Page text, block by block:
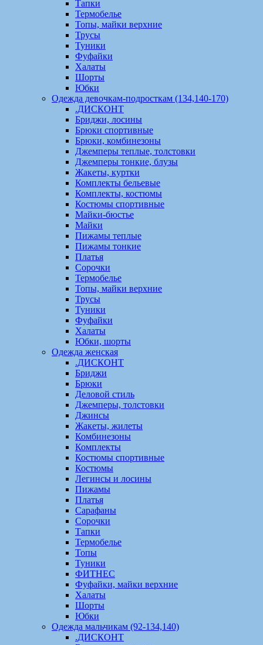
Тапки
Термобелье
Топы, майки верхние
Трусы
Туники
Фуфайки
Халаты
Шорты
Юбки
Одежда девочкам-подросткам (134,140-170)
.ДИСКОНТ
Бриджи, лосины
Брюки спортивные
Брюки, комбинезоны
Джемперы теплые, толстовки
Джемперы тонкие, блузы
Жакеты, куртки
Комплекты бельевые
Комплекты, костюмы
Костюмы спортивные
Майки-бюстье
Майки
Пижамы теплые
Пижамы тонкие
Платья
Сорочки
Термобелье
Топы, майки верхние
Трусы
Туники
Фуфайки
Халаты
Юбки, шорты
Одежда женская
.ДИСКОНТ
Бриджи
Брюки
Деловой стиль
Джемперы, толстовки
Джинсы
Жакеты, жилеты
Комбинезоны
Комплекты
Костюмы спортивные
Костюмы
Легинсы и лосины
Пижамы
Платья
Сарафаны
Сорочки
Тапки
Термобелье
Топы
Туники
ФИТНЕС
Фуфайки, майки верхние
Халаты
Шорты
Юбки
Одежда мальчикам (92-134,140)
.ДИСКОНТ